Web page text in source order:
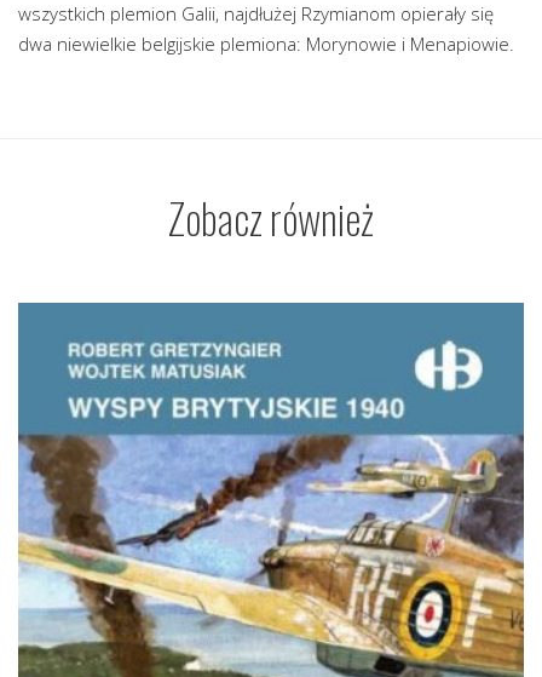
wszystkich plemion Galii, najdłużej Rzymianom opierały się
dwa niewielkie belgijskie plemiona: Morynowie i Menapiowie.
Zobacz również